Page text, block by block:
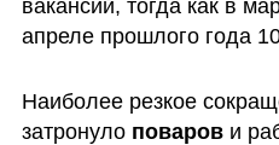
вакансий, тогда как в
апреле прошлого года
Наиболее резкое
затронуло поваров